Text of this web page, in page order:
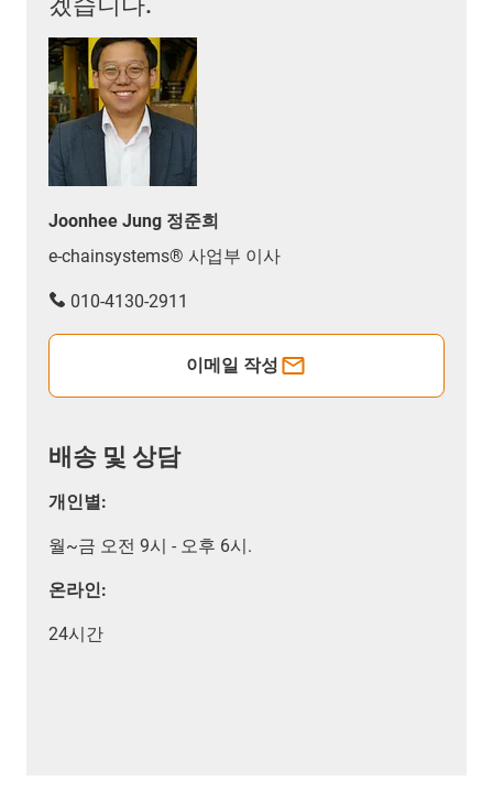
Joonhee Jung 정준희
e-chainsystems® 사업부 이사
010-4130-2911
이메일 작성
배송 및 상담
개인별:
월~금 오전 9시 - 오후 6시.
온라인:
24시간